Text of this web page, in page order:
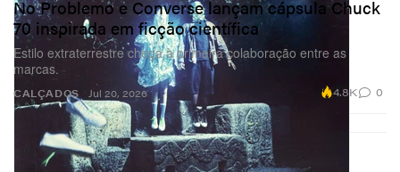
CALÇADOS
No Problemo e Converse lançam cápsula Chuck
70 inspirada em ficção científica
Estilo extraterrestre chega à primeira colaboração entre as
marcas.
Jul 20, 2026 4.8K 0